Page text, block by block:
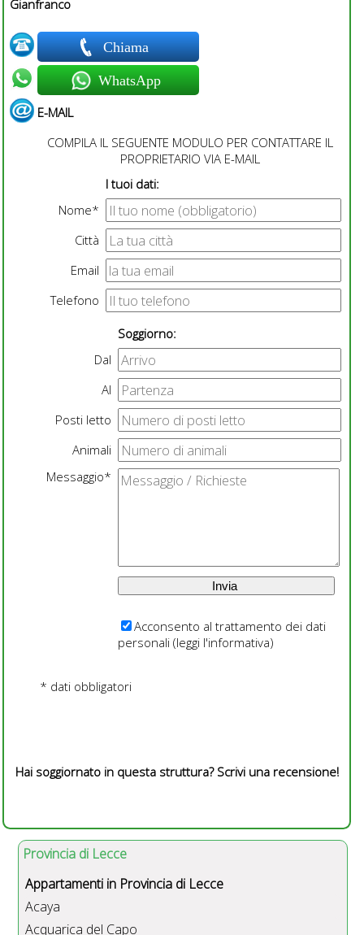
Gianfranco
Chiama
WhatsApp
E-MAIL
COMPILA IL SEGUENTE MODULO PER CONTATTARE IL
PROPRIETARIO VIA E-MAIL
I tuoi dati:
Nome*
Città
Email
Telefono
Soggiorno:
Dal
Al
Posti letto
Animali
Messaggio*
Acconsento al trattamento dei dati
personali (leggi l'informativa)
* dati obbligatori
Hai soggiornato in questa struttura? Scrivi una recensione!
Provincia di Lecce
Appartamenti in Provincia di Lecce
Acaya
Acquarica del Capo